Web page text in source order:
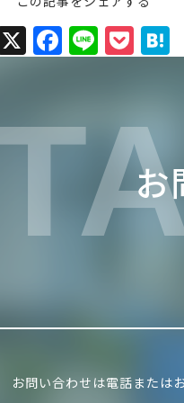
X F
a
e
b
o
k
Li
n
P
o
c
k
et
お
お問い合わせは電話または